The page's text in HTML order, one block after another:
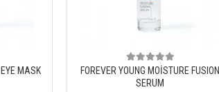
MASK
FOREVER YOUNG MOİSTURE FUSION
SERUM